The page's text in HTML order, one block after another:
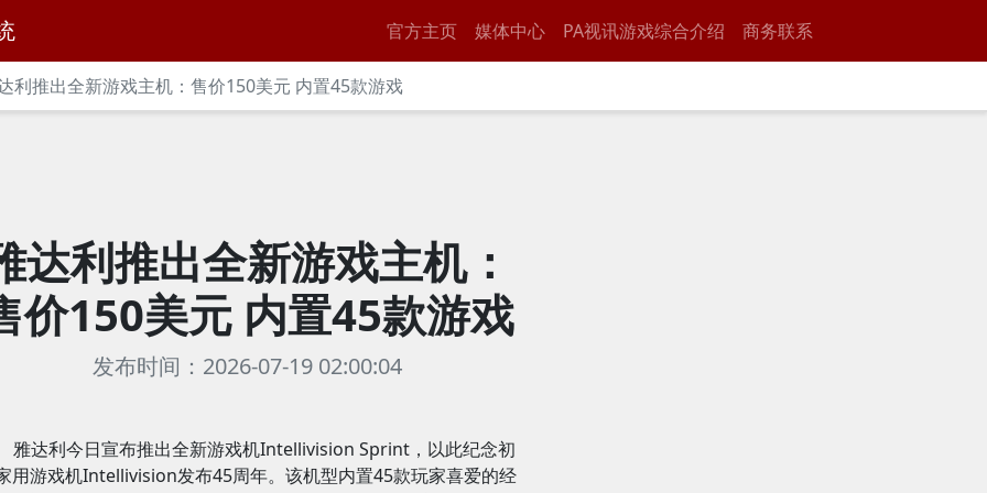
官方主页 媒体中心 PA视讯游戏综合介绍 商务联系
利推出全新游戏主机：售价150美元 内置45款游戏
达利推出全新游戏主机：
价150美元 内置45款游戏
发布时间：2026-07-19 02:00:04
雅达利今日宣布推出全新游戏机Intellivision Sprint，以此纪念初
用游戏机Intellivision发布45周年。该机型内置45款玩家喜爱的经